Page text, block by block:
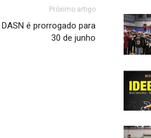
Próximo artigo
é prorrogado para
30 de junho